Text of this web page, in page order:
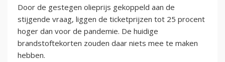
Door de gestegen olieprijs gekoppeld aan de
stijgende vraag, liggen de ticketprijzen tot 25 procent
hoger dan voor de pandemie. De huidige
brandstoftekorten zouden daar niets mee te maken
hebben.